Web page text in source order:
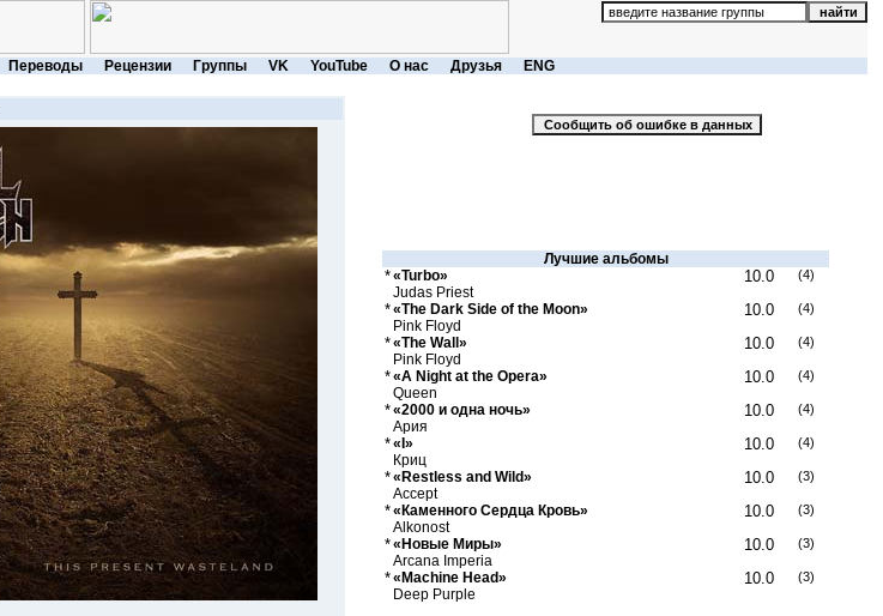
Переводы Рецензии Группы VK YouTube О нас Друзья ENG
Лучшие альбомы
*«Turbo»
Judas Priest
10.0 (4)
*«The Dark Side of the Moon»
Pink Floyd
10.0 (4)
*«The Wall»
Pink Floyd
10.0 (4)
*«A Night at the Opera»
Queen
10.0 (4)
*«2000 и одна ночь»
Ария
10.0 (4)
*«I»
Криц
10.0 (4)
*«Restless and Wild»
Accept
10.0 (3)
*«Каменного Сердца Кровь»
Alkonost
10.0 (3)
*«Новые Миры»
Arcana Imperia
10.0 (3)
*«Machine Head»
Deep Purple
10.0 (3)